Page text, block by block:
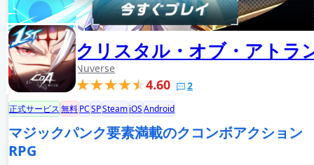
クリスタル・オブ・アトラ
Nuverse
4.60 2
正式サービス無料PCSPSteamiOSAndroid
マジックパンク要素満載のクコンボアクション
RPG